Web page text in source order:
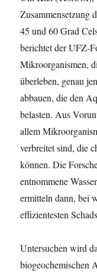
Zusammensetzung
45 und 60 Grad
berichtet der UFZ-
Mikroorganismen,
überleben, genau
abbauen, die den
belasten. Aus
allem
verbreitet sind, die
können. Die
entnommene
ermitteln dann, bei
effizientesten
Untersuchen wird
biogeochemischen